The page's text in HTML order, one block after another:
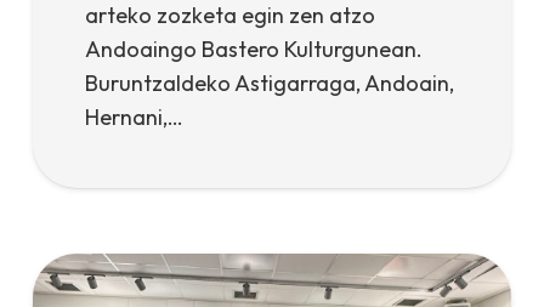
arteko zozketa egin zen atzo
Andoaingo Bastero Kulturgunean.
Buruntzaldeko Astigarraga, Andoain,
Hernani,…